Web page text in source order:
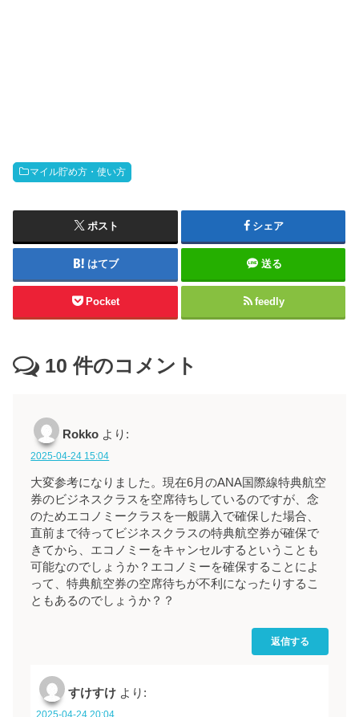
マイル貯め方・使い方
ポスト シェア
はてブ 送る
Pocket feedly
10 件のコメント
Rokko より:
2025-04-24 15:04
大変参考になりました。現在6月のANA国際線特典航空
券のビジネスクラスを空席待ちしているのですが、念
のためエコノミークラスを一般購入で確保した場合、
直前まで待ってビジネスクラスの特典航空券が確保で
きてから、エコノミーをキャンセルするということも
可能なのでしょうか？エコノミーを確保することによ
って、特典航空券の空席待ちが不利になったりするこ
ともあるのでしょうか？？
返信する
すけすけ より:
2025-04-24 20:04